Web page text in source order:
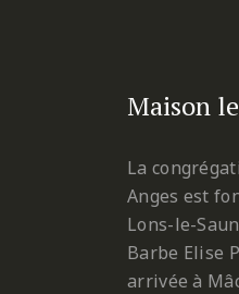
Maison
La
Anges est
Lons-le-
Barbe Elise
arrivée à